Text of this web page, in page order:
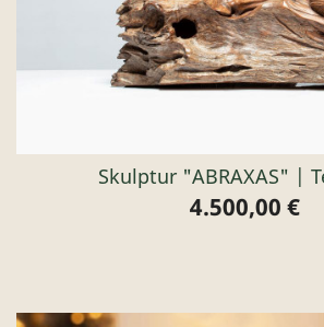
Skulptur "ABRAXAS" |
Preis
4.500,00 €